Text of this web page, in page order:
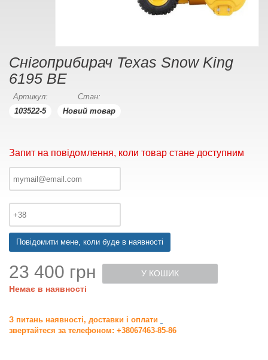
Снігоприбирач Texas Snow King
6195 BE
Артикул:
103522-5
Стан:
Новий товар
Запит на повідомлення, коли товар стане доступним
Повідомити мене, коли буде в наявності
23 400 грн
Немає в наявності
У КОШИК
З питань наявності, доставки і оплати
звертайтеся за телефоном: +38067463-85-86